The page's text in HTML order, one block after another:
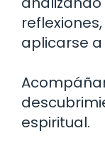
aplicarse
espiritual.